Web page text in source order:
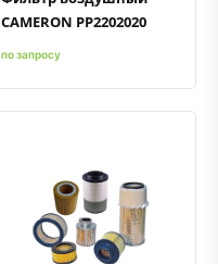
CAMERON PP2202020
по запросу
Быстрый просмотрДобавить к сравнению
Добавить в избранное